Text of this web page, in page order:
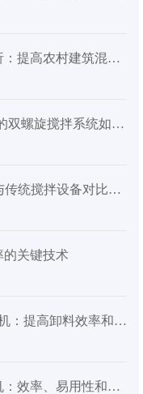
混凝土搅拌质量控制全过程综合分析：提高农村建筑混凝土强度和耐久性的关键技术
AIMIX AS-6.5 自装式混凝土搅拌机的双螺旋搅拌系统如何提高大型建筑项目的效率
AIMIX AS-5.5自装式混凝土搅拌车与传统搅拌设备对比分析：性能优势及应用场景
的关键技术
AIMIX 3.5立方米自装式混凝土搅拌机：提高卸料效率和施工灵活性的理想选择
为农村建筑选择合适的混凝土搅拌机：效率、易用性和经济的维护